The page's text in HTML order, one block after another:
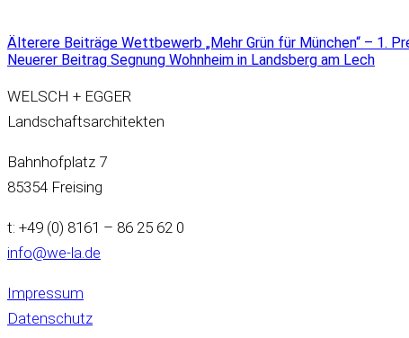
Älterere Beiträge Wettbewerb „Mehr Grün für München“ – 1.
Neuerer Beitrag Segnung Wohnheim in Landsberg am Lech
WELSCH + EGGER
Landschaftsarchitekten
Bahnhofplatz 7
85354 Freising
t: +49 (0) 8161 – 86 25 62 0
info@we-la.de
Impressum
Datenschutz